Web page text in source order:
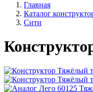
Главная
Каталог
Сити